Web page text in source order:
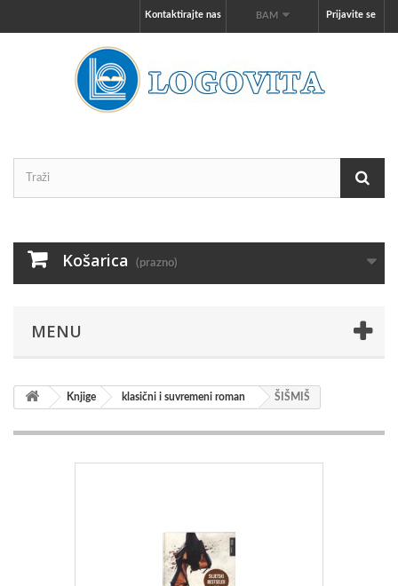
Prijavite se
BAM
Kontaktirajte nas
Košarica (prazno)
MENU
Knjige klasični i suvremeni roman ŠIŠMIŠ